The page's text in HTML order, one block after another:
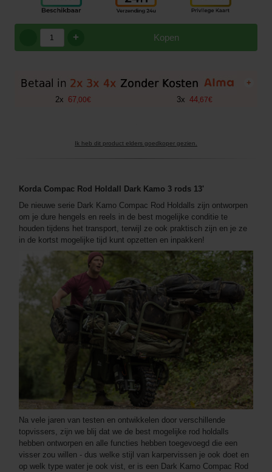
Kopen
+
+
2x 67 00€ 3x 44 67€
Ik heb dit product elders goedkoper gezien.
Korda Compac Rod Holdall Dark Kamo 3 rods 13'
De nieuwe serie Dark Kamo Compac Rod Holdalls zijn ontworpen
om je dure hengels en reels in de best mogelijke conditie te
houden tijdens het transport, terwijl ze ook praktisch zijn en je ze
in de kortst mogelijke tijd kunt opzetten en inpakken!
Na vele jaren van testen en ontwikkelen door verschillende
topvissers, zijn we blij dat we de best mogelijke rod holdalls
hebben ontworpen en alle functies hebben toegevoegd die een
visser zou willen - dus welke stijl van karpervissen je ook doet en
op welk type water je ook vist, er is een Dark Kamo Compac Rod